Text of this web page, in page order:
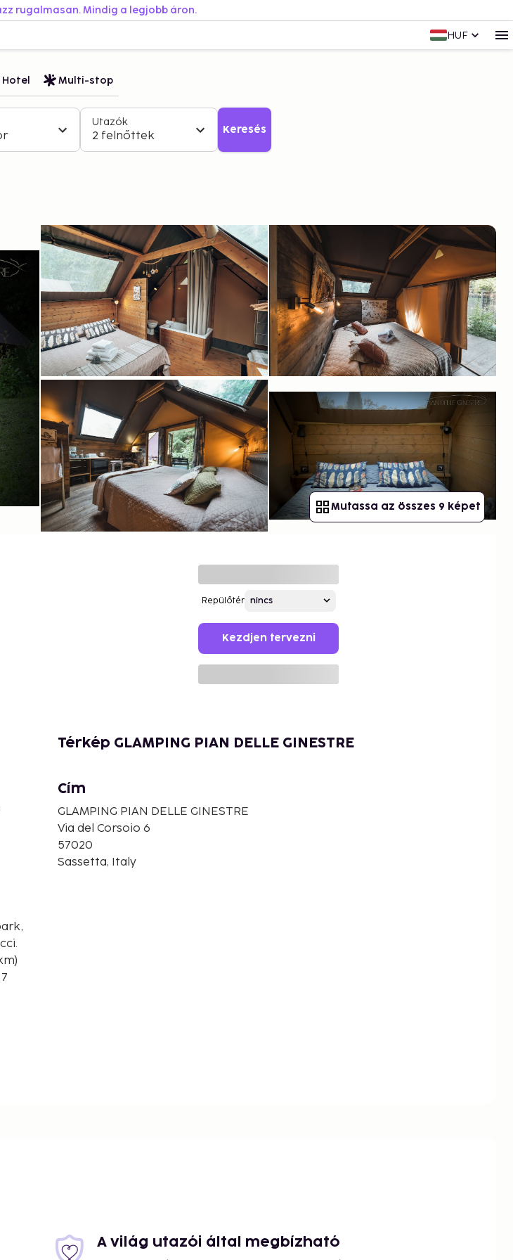
rugalmasan. Mindig a legjobb áron.
HUF
Hotel Multi-stop
Utazók
2 felnőttek Keresés
Mutassa az összes 9 képet
Repülőtér
Kezdjen tervezni
Térkép GLAMPING PIAN DELLE GINESTRE
Cím
GLAMPING PIAN DELLE GINESTRE
Via del Corsoio 6
57020
Sassetta, Italy
A világ utazói által megbízható